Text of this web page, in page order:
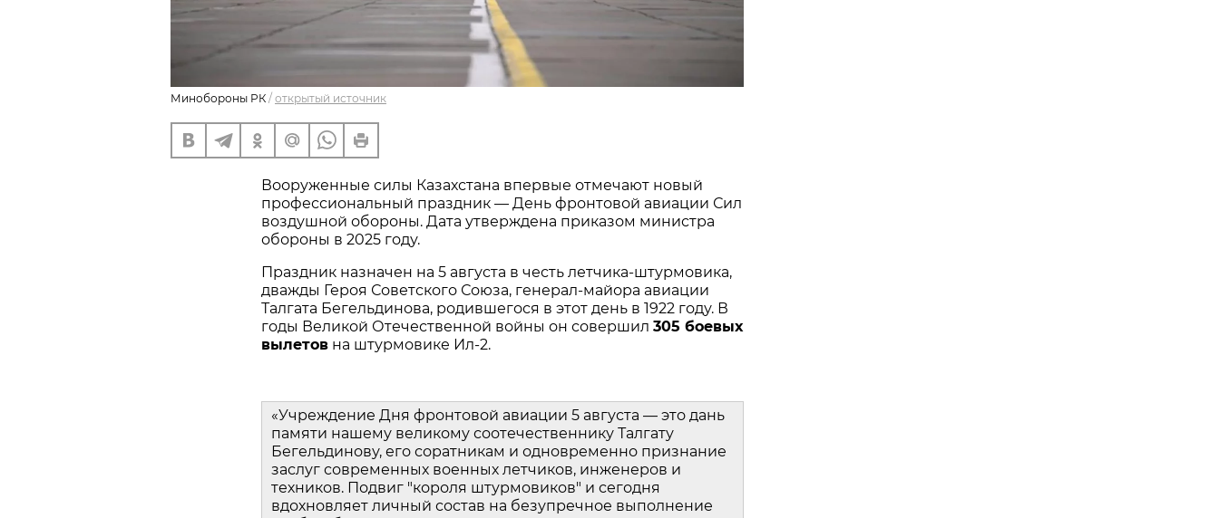
Минобороны РК / открытый источник
Вооруженные силы Казахстана впервые отмечают новый
профессиональный праздник — День фронтовой авиации Сил
воздушной обороны. Дата утверждена приказом министра
обороны в 2025 году.
Праздник назначен на 5 августа в честь летчика‑штурмовика,
дважды Героя Советского Союза, генерал‑майора авиации
Талгата Бегельдинова, родившегося в этот день в 1922 году. В
годы Великой Отечественной войны он совершил 305 боевых
вылетов на штурмовике Ил‑2.
«Учреждение Дня фронтовой авиации 5 августа — это дань
памяти нашему великому соотечественнику Талгату
Бегельдинову, его соратникам и одновременно признание
заслуг современных военных летчиков, инженеров и
техников. Подвиг "короля штурмовиков" и сегодня
вдохновляет личный состав на безупречное выполнение